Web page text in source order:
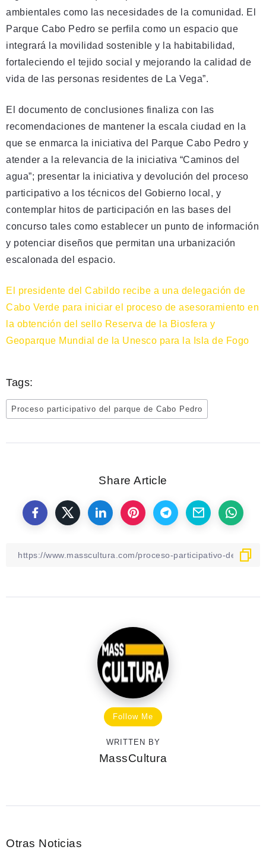
ambientales como las necesidades de la comunidad. El
Parque Cabo Pedro se perfila como un espacio que
integrará la movilidad sostenible y la habitabilidad,
fortaleciendo el tejido social y mejorando la calidad de
vida de las personas residentes de La Vega”.
El documento de conclusiones finaliza con las
recomendaciones de mantener la escala ciudad en la
que se enmarca la iniciativa del Parque Cabo Pedro y
atender a la relevancia de la iniciativa “Caminos del
agua”; presentar la iniciativa y devolución del proceso
participativo a los técnicos del Gobierno local, y
contemplar hitos de participación en las bases del
concurso tales como establecer un punto de información
y potenciar diseños que permitan una urbanización
escalonada del espacio.
El presidente del Cabildo recibe a una delegación de
Cabo Verde para iniciar el proceso de asesoramiento en
la obtención del sello Reserva de la Biosfera y
Geoparque Mundial de la Unesco para la Isla de Fogo
Tags:
Proceso participativo del parque de Cabo Pedro
Share Article
Follow Me
WRITTEN BY
MassCultura
Otras Noticias